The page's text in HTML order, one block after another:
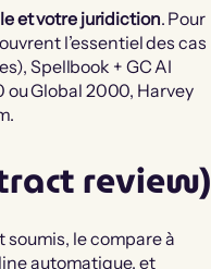
et votre juridiction. Pour
l’essentiel des cas
Spellbook + GC AI
Global 2000, Harvey
review)
soumis, le compare à
automatique, et